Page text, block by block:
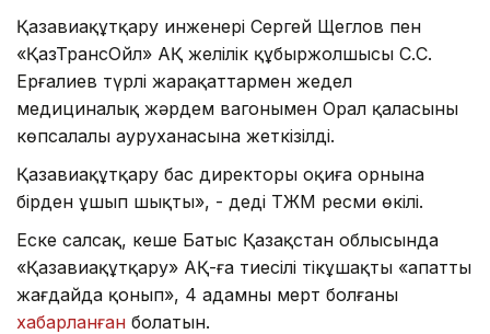
Қазавиақұтқару инженері Сергей Щеглов пен
«ҚазТрансОйл» АҚ желілік құбыржолшысы С.С.
Ерғалиев түрлі жарақаттармен жедел
медициналық жәрдем вагонымен Орал қаласының
көпсалалы ауруханасына жеткізілді.
Қазавиақұтқару бас директоры оқиға орнына
бірден ұшып шықты», - деді ТЖМ ресми өкілі.
Еске салсақ, кеше Батыс Қазақстан облысында
«Қазавиақұтқару» АҚ-ға тиесілі тікұшақтың «апатты
жағдайда қонып», 4 адамның мерт болғаны
хабарланған болатын.